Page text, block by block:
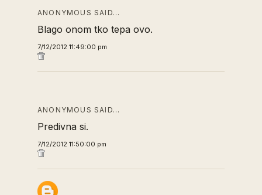
ANONYMOUS SAID…
Blago onom tko tepa ovo.
7/12/2012 11:49:00 pm
ANONYMOUS SAID…
Predivna si.
7/12/2012 11:50:00 pm